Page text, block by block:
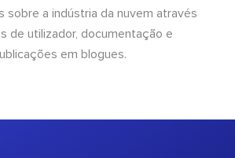
sobre a indústria da nuvem através
de utilizador, documentação e
em blogues.